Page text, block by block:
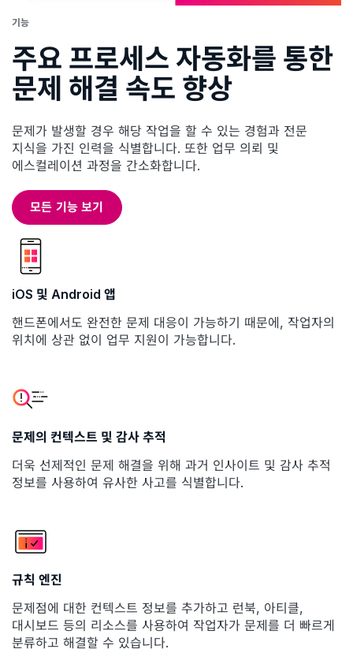
기능
주요 프로세스 자동화를 통한
문제 해결 속도 향상
문제가 발생할 경우 해당 작업을 할 수 있는 경험과 전문
지식을 가진 인력을 식별합니다. 또한 업무 의뢰 및
에스컬레이션 과정을 간소화합니다.
모든 기능 보기
iOS 및 Android 앱
핸드폰에서도 완전한 문제 대응이 가능하기 때문에, 작업자의
위치에 상관 없이 업무 지원이 가능합니다.
문제의 컨텍스트 및 감사 추적
더욱 선제적인 문제 해결을 위해 과거 인사이트 및 감사 추적
정보를 사용하여 유사한 사고를 식별합니다.
규칙 엔진
문제점에 대한 컨텍스트 정보를 추가하고 런북, 아티클,
대시보드 등의 리소스를 사용하여 작업자가 문제를 더 빠르게
분류하고 해결할 수 있습니다.